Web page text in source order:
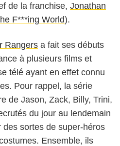
de la franchise, Jonathan
F***ing World).
Rangers a fait ses débuts
à plusieurs films et
télé ayant en effet connu
Pour rappel, la série
de Jason, Zack, Billy, Trini,
du jour au lendemain
sortes de super-héros
Ensemble, ils